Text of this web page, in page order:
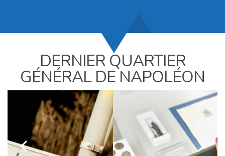
DERNIER QUARTIER
GÉNÉRAL DE NAPOLÉON
k l